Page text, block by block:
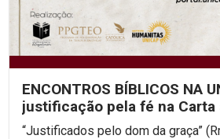
ENCONTROS BÍBLICOS NA
justificação pela fé na Carta
“Justificados pelo dom da graça”